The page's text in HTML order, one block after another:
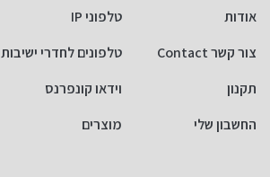
אודות
צור קשר Contact
תקנון
החשבון שלי
טלפוני IP
טלפונים לחדרי ישיבות
וידאו קונפרנס
מוצרים